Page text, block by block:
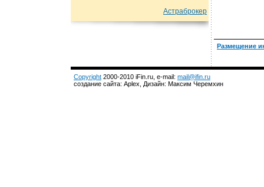
Астраброкер
Размещение
Copyright 2000-2010 iFin.ru, e-mail: mail@ifin.ru
создание сайта: Aplex, Дизайн: Максим Черемхин